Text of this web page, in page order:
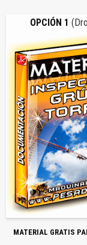
OPCIÓN 1
MATERIAL GRATIS